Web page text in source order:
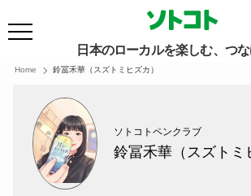
日本のローカルを楽しむ、つな
Home 鈴冨禾華（スズトミヒズカ）
ソトコトペンクラブ
鈴冨禾華（スズトミ